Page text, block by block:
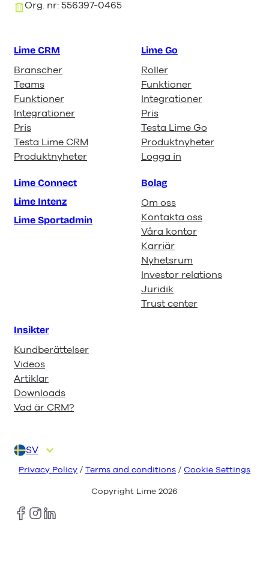
Org. nr: 556397-0465
Lime CRM
Branscher
Teams
Funktioner
Integrationer
Pris
Testa Lime CRM
Produktnyheter
Lime Go
Roller
Funktioner
Integrationer
Pris
Testa Lime Go
Produktnyheter
Logga in
Lime Connect
Lime Intenz
Lime Sportadmin
Bolag
Om oss
Kontakta oss
Våra kontor
Karriär
Nyhetsrum
Investor relations
Juridik
Trust center
Insikter
Kundberättelser
Videos
Artiklar
Downloads
Vad är CRM?
SV
Privacy Policy / Terms and conditions / Cookie Settings
Copyright Lime 2026